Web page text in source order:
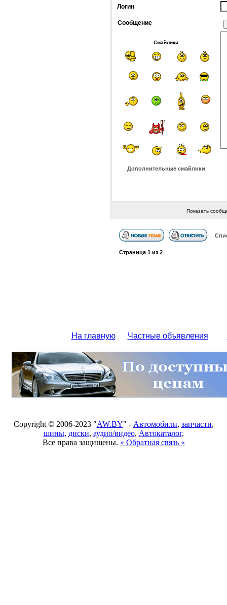
Логин
Сообщение
Смайлики
Дополнительные смайлики
Показать
Страница 1из 2
На главную Частные объявления
Copyright © 2006-2023 "AW.BY" - Автомобили, запчасти,
шины, диски, аудио/видео, Автокаталог,
Все права защищены. » Обратная связь «